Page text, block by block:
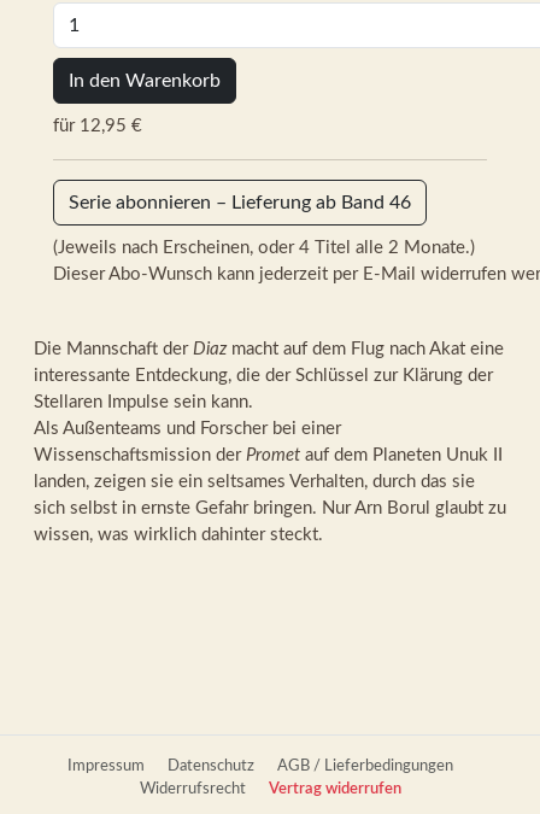
In den Warenkorb
für 12,95 €
Serie abonnieren – Lieferung ab Band 46
(Jeweils nach Erscheinen, oder 4 Titel alle 2 Monate.)
Dieser Abo-Wunsch kann jederzeit per E-Mail widerrufen
Die Mannschaft der Diazmacht auf dem Flug nach Akat eine
interessante Entdeckung, die der Schlüssel zur Klärung der
Stellaren Impulse sein kann.
Als Außenteams und Forscher bei einer
Wissenschaftsmission der Promet auf dem Planeten Unuk II
landen, zeigen sie ein seltsames Verhalten, durch das sie
sich selbst in ernste Gefahr bringen. Nur Arn Borul glaubt zu
wissen, was wirklich dahinter steckt.
Impressum Datenschutz
AGB / Lieferbedingungen
Widerrufsrecht
Vertrag widerrufen